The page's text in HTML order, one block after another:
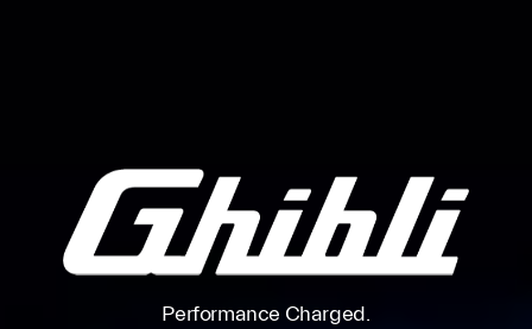
Performance Charged.